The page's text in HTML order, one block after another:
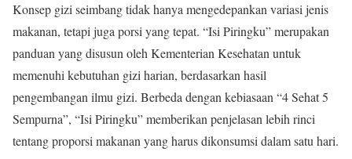
Konsep gizi seimbang tidak hanya mengedepankan variasi jenis
makanan, tetapi juga porsi yang tepat. “Isi Piringku” merupakan
panduan yang disusun oleh Kementerian Kesehatan untuk
memenuhi kebutuhan gizi harian, berdasarkan hasil
pengembangan ilmu gizi. Berbeda dengan kebiasaan “4 Sehat 5
Sempurna”, “Isi Piringku” memberikan penjelasan lebih rinci
tentang proporsi makanan yang harus dikonsumsi dalam satu hari.